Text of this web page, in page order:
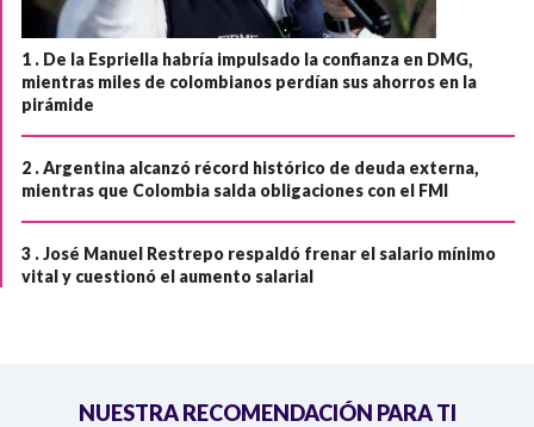
1 . De la Espriella habría impulsado la confianza en DMG,
mientras miles de colombianos perdían sus ahorros en la
pirámide
2 .Argentina alcanzó récord histórico de deuda externa,
mientras que Colombia salda obligaciones con el FMI
3 .José Manuel Restrepo respaldó frenar el salario mínimo
vital y cuestionó el aumento salarial
NUESTRA RECOMENDACIÓN PARA TI